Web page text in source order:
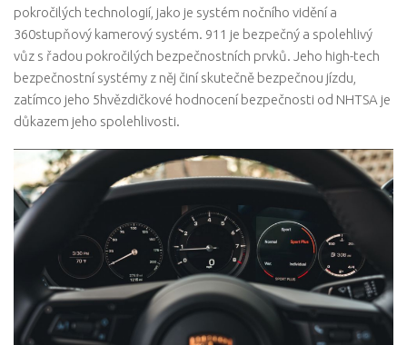
pokročilých technologií, jako je systém nočního vidění a
360stupňový kamerový systém. 911 je bezpečný a spolehlivý
vůz s řadou pokročilých bezpečnostních prvků. Jeho high-tech
bezpečnostní systémy z něj činí skutečně bezpečnou jízdu,
zatímco jeho 5hvězdičkové hodnocení bezpečnosti od NHTSA je
důkazem jeho spolehlivosti.